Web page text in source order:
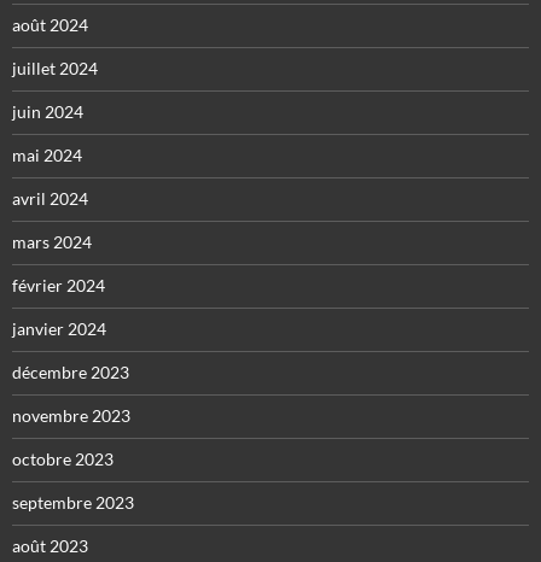
août 2024
juillet 2024
juin 2024
mai 2024
avril 2024
mars 2024
février 2024
janvier 2024
décembre 2023
novembre 2023
octobre 2023
septembre 2023
août 2023